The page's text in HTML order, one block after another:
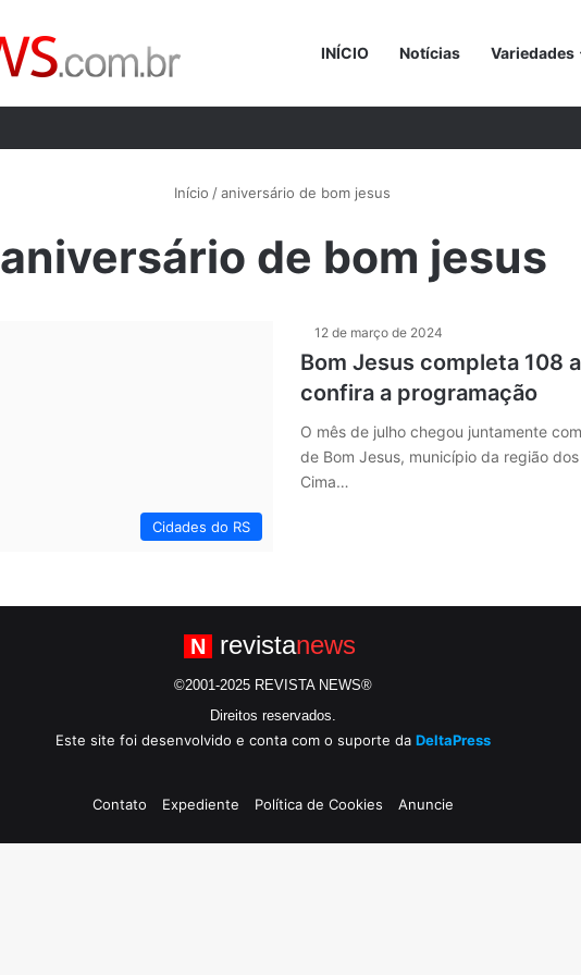
INÍCIO Notícias Variedades
Início /aniversário de bom jesus
aniversário de bom jesus
Cidades do RS
12 de março de 2024
Bom Jesus completa 108
confira a programação
O mês de julho chegou juntamente
de Bom Jesus, município da região
Cima…
N revistanews
©2001-2025 REVISTA NEWS®
Direitos reservados.
Este site foi desenvolvido e conta com o suporte da DeltaPress
Contato Expediente Política de Cookies Anuncie